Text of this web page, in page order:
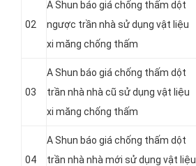
02
A Shun báo giá chống thấm dột
ngược trần nhà sử dụng vật liệu
xi măng chống thấm
03
A Shun báo giá chống thấm dột
trần nhà nhà cũ sử dụng vật liệu
xi măng chống thấm
04
A Shun báo giá chống thấm dột
trần nhà nhà mới sử dụng vật liệu